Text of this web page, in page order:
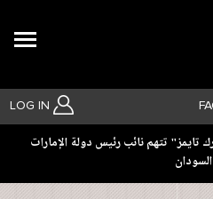
LOG IN
بحث متقدم
تايمز" تتهم نائب رئيس دولة الإمارات